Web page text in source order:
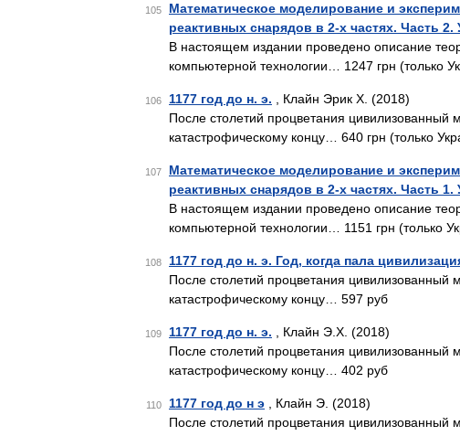
105
Математическое моделирование и
реактивных снарядов в 2-х частях. Часть
В настоящем издании проведено описание
компьютерной технологии… 1247 грн (только
106 1177 год до н. э. , Клайн Эрик Х. (2018)
После столетий процветания цивилизованный
катастрофическому концу… 640 грн (только
107
Математическое моделирование и
реактивных снарядов в 2-х частях. Часть
В настоящем издании проведено описание
компьютерной технологии… 1151 грн (только
108 1177 год до н. э. Год, когда пала
После столетий процветания цивилизованный
катастрофическому концу… 597 руб
109 1177 год до н. э. , Клайн Э.Х. (2018)
После столетий процветания цивилизованный
катастрофическому концу… 402 руб
110 1177 год до н э , Клайн Э. (2018)
После столетий процветания цивилизованный